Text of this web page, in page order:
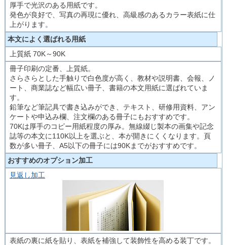
厚手で光沢のある用紙です。
発色が良好で、写真の再現に優れ、高級感のあるカラー表紙に仕
上がります。
本文によく選ばれる用紙
上質紙 70K～90K
冊子印刷の定番、上質紙。
さらさらとした手触りで白色度が高く、教材や説明書、会報、ノ
ート、商業誌など幅広い冊子、書籍の本文用紙に選ばれていま
す。
鉛筆など筆記具で書き込みができ、テキスト、研修用資料、アン
ケートや申込み欄、注文欄のある冊子にもおすすめです。
70Kは厚手のコピー用紙程度の厚み。無線綴じ製本の画集や記念
誌等の本文に110K以上を選ぶと、本が開きにくくなります。頁
数が多い冊子、A5以下の冊子には90Kまでがおすすめです。
おすすめのオプション加工
見返し加工
表紙の裏に紙を貼り、表紙を補強して装飾性を高める装丁です。